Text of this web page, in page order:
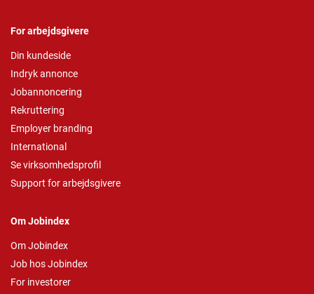
For arbejdsgivere
Din kundeside
Indryk annonce
Jobannoncering
Rekruttering
Employer branding
International
Se virksomhedsprofil
Support for arbejdsgivere
Om Jobindex
Om Jobindex
Job hos Jobindex
For investorer